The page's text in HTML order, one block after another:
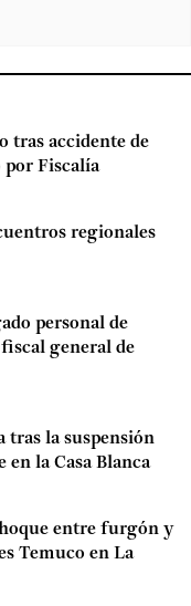
tras accidente de
por Fiscalía
regionales
personal de
general de
tras la suspensión
en la Casa Blanca
entre furgón y
Temuco en La